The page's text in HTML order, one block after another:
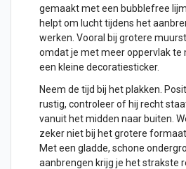
gemaakt met een bubblefree
helpt om lucht tijdens het
werken. Vooral bij grotere
omdat je met meer oppervlak te
een kleine decoratiesticker.
Neem de tijd bij het plakken.
rustig, controleer of hij recht
vanuit het midden naar buiten.
zeker niet bij het grotere formaat
Met een gladde, schone
aanbrengen krijg je het strakste